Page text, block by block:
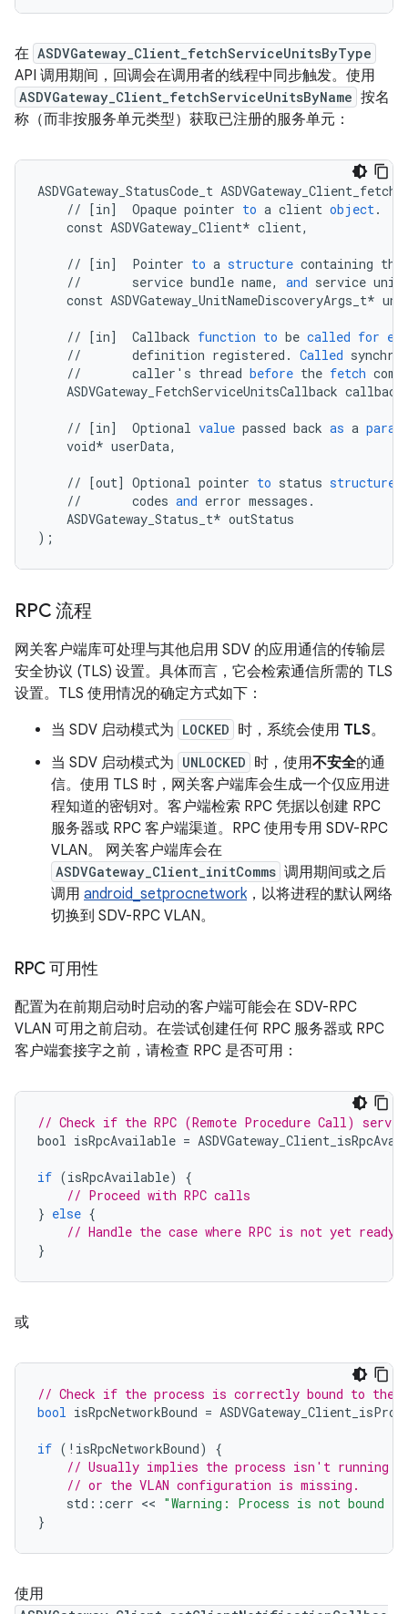
在 ASDVGateway_Client_fetchServiceUnitsByType
API 调用期间，回调会在调用者的线程中同步触发。使用
ASDVGateway_Client_fetchServiceUnitsByName 按名
称（而非按服务单元类型）获取已注册的服务单元：
ASDVGateway_StatusCode_t
// [in] Opaque pointer to a client object.
const ASDVGateway_Client* client,
// [in] Pointer to a structure containing the
//
service bundle name, and service unit
const ASDVGateway_UnitNameDiscoveryArgs_t*
// [in] Callback function to be called for
//
definition registered . Called
//
caller ' s thread before the fetch
ASDVGateway_FetchServiceUnitsCallback callback
// [in] Optional value passed back as a
void* userData,
// [out] Optional pointer to status structure
//
codes and error messages .
ASDVGateway_Status_t* outStatus
);
RPC 流程
网关客户端库可处理与其他启用 SDV 的应用通信的传输层
安全协议 (TLS) 设置。具体而言，它会检索通信所需的 TLS
设置。TLS 使用情况的确定方式如下：
当 SDV 启动模式为 LOCKED 时，系统会使用 TLS。
当 SDV 启动模式为 UNLOCKED 时，使用不安全的通
信。使用 TLS 时，网关客户端库会生成一个仅应用进
程知道的密钥对。客户端检索 RPC 凭据以创建 RPC
服务器或 RPC 客户端渠道。RPC 使用专用 SDV-RPC
VLAN。 网关客户端库会在
ASDVGateway_Client_initComms 调用期间或之后
调用 android_setprocnetwork，以将进程的默认网络
切换到 SDV-RPC VLAN。
RPC 可用性
配置为在前期启动时启动的客户端可能会在 SDV-RPC
VLAN 可用之前启动。在尝试创建任何 RPC 服务器或 RPC
客户端套接字之前，请检查 RPC 是否可用：
// Check if the RPC (Remote Procedure Call)
bool isRpcAvailable =
if (isRpcAvailable)
{
// Proceed with RPC calls
} else {
// Handle the case where RPC is not yet ready
}
或
// Check if the process is correctly bound to the
bool isRpcNetworkBound =
if (! isRpcNetworkBound)
{
// Usually implies the process isn't running
// or the VLAN configuration is missing.
std ::cerr << "Warning: Process is not bound to
}
使用